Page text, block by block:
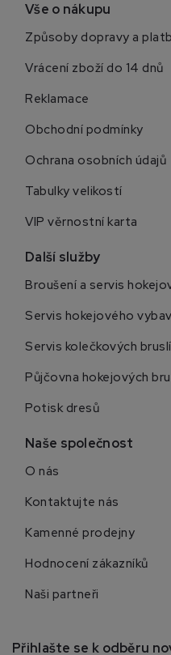
Vše o nákupu
Způsoby dopravy a
Vrácení zboží do 14 dnů
Reklamace
Obchodní podmínky
Ochrana osobních údajů
Tabulky velikostí
VIP věrnostní karta
Další služby
Broušení a servis
Servis hokejového
Servis kolečkových bruslí
Půjčovna hokejových
Potisk dresů
Naše společnost
O nás
Kontaktujte nás
Kamenné prodejny
Hodnocení zákazníků
Naši partneři
Přihlašte se k odběru